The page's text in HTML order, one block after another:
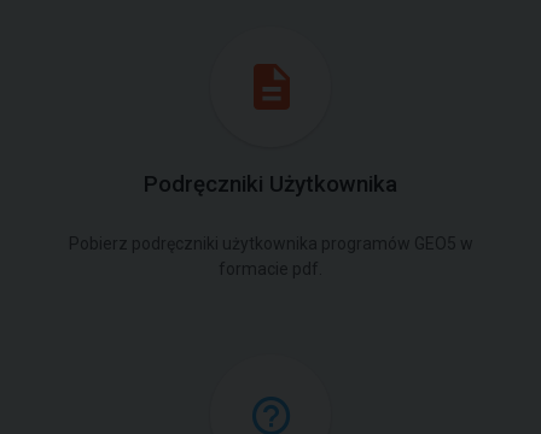
Podręczniki Użytkownika
Pobierz podręczniki użytkownika programów GEO5 w
formacie pdf.